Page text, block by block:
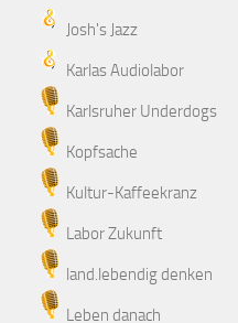
Josh's Jazz
Karlas Audiolabor
Karlsruher Underdogs
Kopfsache
Kultur-Kaffeekranz
Labor Zukunft
land.lebendig denken
Leben danach